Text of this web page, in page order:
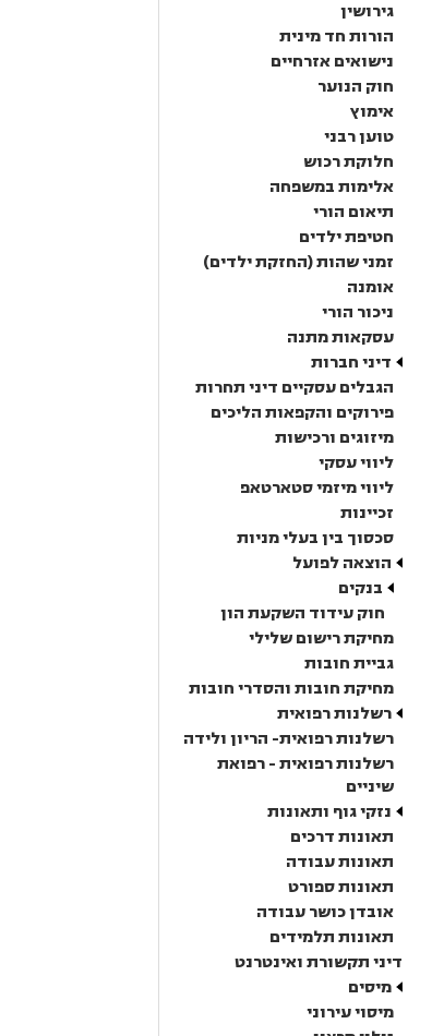
גירושין
הורות חד מינית
נישואים אזרחיים
חוק הנוער
אימוץ
טוען רבני
חלוקת רכוש
אלימות במשפחה
תיאום הורי
חטיפת ילדים
זמני שהות (החזקת ילדים)
אומנה
ניכור הורי
עסקאות מתנה
דיני חברות
הגבלים עסקיים דיני תחרות
פירוקים והקפאות הליכים
מיזוגים ורכישות
ליווי עסקי
ליווי מיזמי סטארטאפ
זכיינות
סכסוך בין בעלי מניות
הוצאה לפועל
בנקים
חוק עידוד השקעת הון
מחיקת רישום שלילי
גביית חובות
מחיקת חובות והסדרי חובות
רשלנות רפואית
רשלנות רפואית- הריון ולידה
רשלנות רפואית - רפואת
שיניים
נזקי גוף ותאונות
תאונות דרכים
תאונות עבודה
תאונות ספורט
אובדן כושר עבודה
תאונות תלמידים
דיני תקשורת ואינטרנט
מיסים
מיסוי עירוני